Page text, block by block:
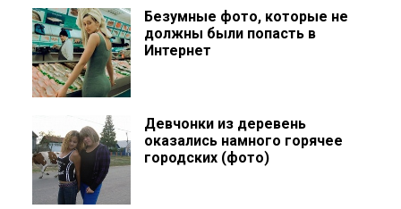
Безумные фото, которые не
должны были попасть в
Интернет
Девчонки из деревень
оказались намного горячее
городских (фото)